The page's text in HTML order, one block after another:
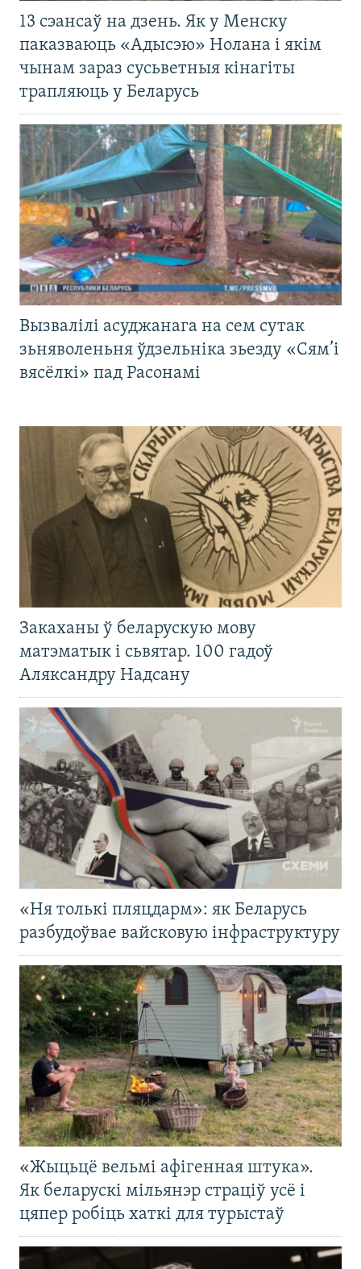
13 сэансаў на дзень. Як у Менску
паказваюць «Адысэю» Нолана і якім
чынам зараз сусьветныя кінагіты
трапляюць у Беларусь
Вызвалілі асуджанага на сем сутак
зьняволеньня ўдзельніка зьезду «Сям’і
вясёлкі» пад Расонамі
Закаханы ў беларускую мову
матэматык і сьвятар. 100 гадоў
Аляксандру Надсану
«Ня толькі пляцдарм»: як Беларусь
разбудоўвае вайсковую інфраструктуру
«Жыцьцё вельмі афігенная штука».
Як беларускі мільянэр страціў усё і
цяпер робіць хаткі для турыстаў